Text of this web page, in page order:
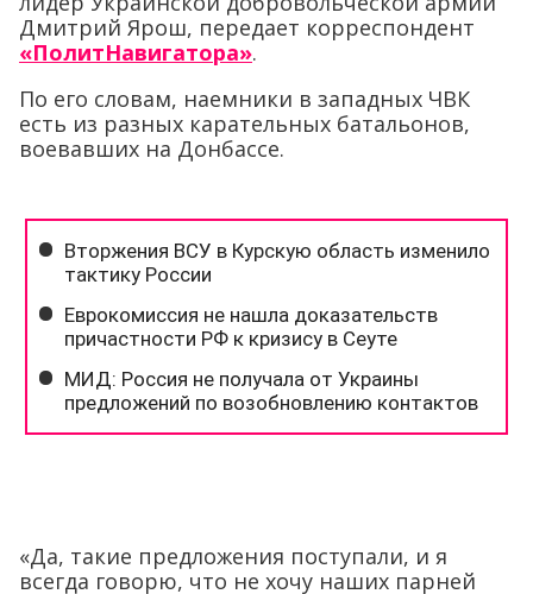
Дмитрий Ярош, передает корреспондент
«ПолитНавигатора».
По его словам, наемники в западных ЧВК
есть из разных карательных батальонов,
воевавших на Донбассе.
«Да, такие предложения поступали, и я
всегда говорю, что не хочу наших парней